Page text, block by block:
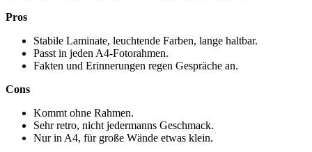
Pros
Stabile Laminate, leuchtende Farben, lange haltbar.
Passt in jeden A4-Fotorahmen.
Fakten und Erinnerungen regen Gespräche an.
Cons
Kommt ohne Rahmen.
Sehr retro, nicht jedermanns Geschmack.
Nur in A4, für große Wände etwas klein.